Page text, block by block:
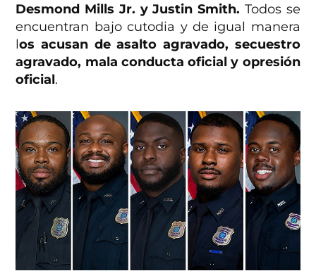
Desmond Mills Jr. y Justin Smith. Todos se
encuentran bajo cutodia y de igual manera
los acusan de asalto agravado, secuestro
agravado, mala conducta oficial y opresión
oficial.